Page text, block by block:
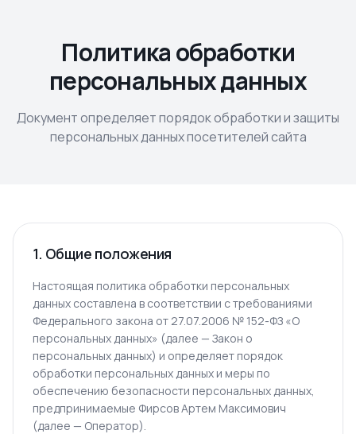
Политика обработки
персональных данных
Документ определяет порядок обработки и защиты
персональных данных посетителей сайта
1. Общие положения
Настоящая политика обработки персональных
данных составлена в соответствии с требованиями
Федерального закона от 27.07.2006 № 152-ФЗ «О
персональных данных» (далее — Закон о
персональных данных) и определяет порядок
обработки персональных данных и меры по
обеспечению безопасности персональных данных,
предпринимаемые Фирсов Артем Максимович
(далее — Оператор).